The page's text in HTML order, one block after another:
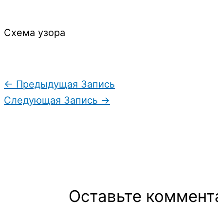
Схема узора
← Предыдущая Запись
Следующая Запись →
Оставьте